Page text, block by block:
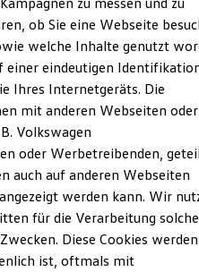
Updates
und Sicherheitssysteme
Ölverdünnung
Lifestyle Produkte
ob Sie eine Webseite
welche Inhalte genutzt
einer eindeutigen
Ihres Internetgeräts. Die
mit anderen Webseiten oder
Volkswagen
oder Werbetreibenden,
auch auf anderen Webseiten
werden kann. Wir
für die Verarbeitung
Diese Cookies
ist, oftmals mit